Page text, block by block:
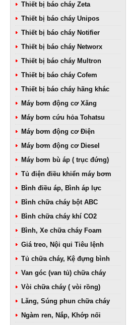
Thiết bị báo cháy Zeta
Thiết bị báo cháy Unipos
Thiết bị báo cháy Notifier
Thiết bị báo cháy Networx
Thiết bị báo cháy Multron
Thiết bị báo cháy Cofem
Thiết bị báo cháy hãng khác
Máy bơm động cơ Xăng
Máy bơm cứu hỏa Tohatsu
Máy bơm động cơ Điện
Máy bơm động cơ Diesel
Máy bơm bù áp ( trục đứng)
Tủ điện điều khiển máy bơm
Bình điều áp, Bình áp lực
Bình chữa cháy bột ABC
Bình chữa cháy khí CO2
Bình, Xe chữa cháy Foam
Giá treo, Nội qui Tiêu lệnh
Tủ chữa cháy, Kệ đựng bình
Van góc (van tủ) chữa cháy
Vòi chữa cháy ( vòi rồng)
Lăng, Súng phun chữa cháy
Ngàm ren, Nắp, Khớp nối